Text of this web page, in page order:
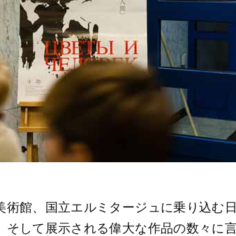
館、国立エルミタージュに乗り込む
して展示される偉大な作品の数々に言